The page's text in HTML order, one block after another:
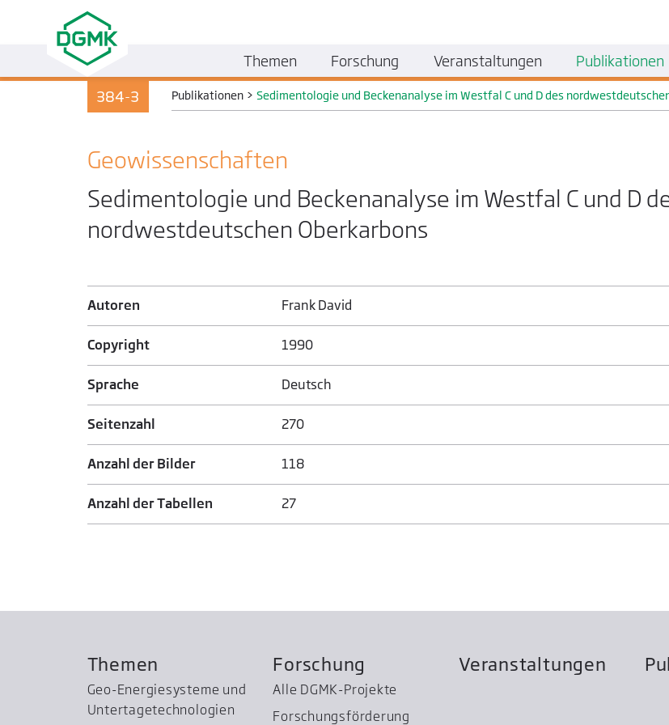
384-3 Publikationen >Sedimentologie und Beckenanalyse im Westfal C und D des
Geo­wissenschaften
Sedimentologie und Beckenanalyse im Westfal C und D
nordwestdeutschen Oberkarbons
Autoren Frank David
Copyright 1990
Sprache Deutsch
Seitenzahl 270
Anzahl der Bilder 118
Anzahl der Tabellen 27
Themen
Geo-Energiesysteme und
Untertage­technologien
Forschung
Alle DGMK-Projekte
Forschungsförderung
Veranstaltungen
Themen Forschung Veranstaltungen Publikationen